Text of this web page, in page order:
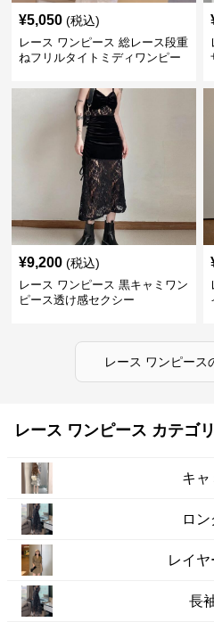
¥5,050 (税込)
レース ワンピース 総レース段重
ねフリルタイトミディワンピー
¥9,200 (税込)
レース ワンピース 黒キャミワン
ピース透け感セクシー
レース ワンピース
レース ワンピース カテゴ
キャ
ロン
レイヤ
長